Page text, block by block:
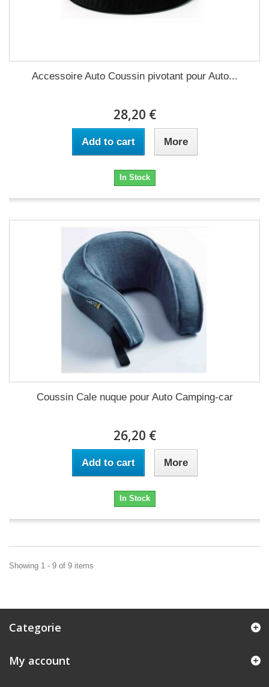
Accessoire Auto Coussin pivotant pour Auto...
28,20 €
Add to cart More
In Stock
Coussin Cale nuque pour Auto Camping-car
26,20 €
Add to cart More
In Stock
Showing 1 - 9 of 9 items
Categorie
My account